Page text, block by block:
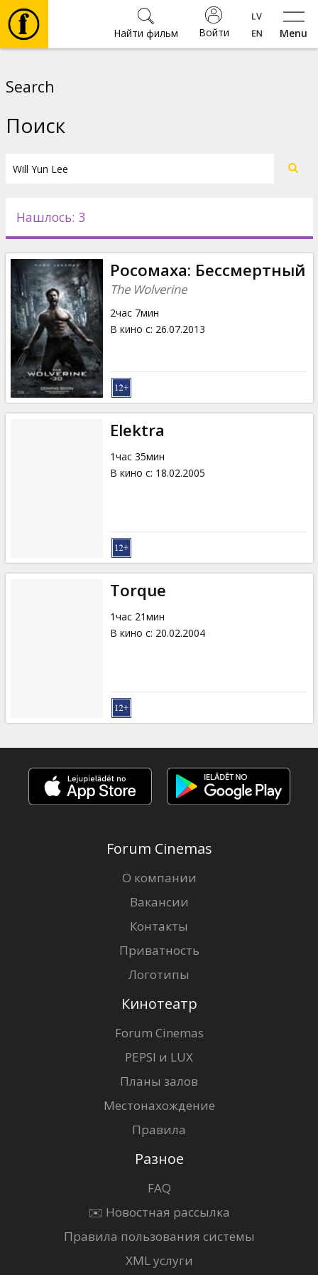
Menu
Войти
Найти фильм
Новости
Подарки
Кинозакуски
B2B
Клуб
Search
Поиск
Нашлось: 3
Росомаха: Бессмертный
The Wolverine
2час 7мин
В кино с: 26.07.2013
Elektra
1час 35мин
В кино с: 18.02.2005
Torque
1час 21мин
В кино с: 20.02.2004
Forum Cinemas
О компании
Вакансии
Контакты
Приватность
Логотипы
Кинотеатр
Forum Cinemas
PEPSI и LUX
Планы залов
Местонахождение
Правила
Разное
FAQ
✉️ Новостная рассылка
Правила пользования системы
XML услуги